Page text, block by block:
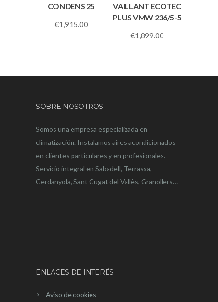
CONDENS 25
€1,915.00
VAILLANT ECOTEC
PLUS VMW 236/5-5
€1,899.00
SOBRE NOSOTROS
Somos una empresa especializada en
climatización. Instalamos aires acondicionados
en clientes particulares y en profesionales.
Servicio integral en Sabadell, Terrassa,
Cerdanyola, Sant Cugat del Vallès, Granollers…
ENLACES DE INTERÉS
Aviso de cookies